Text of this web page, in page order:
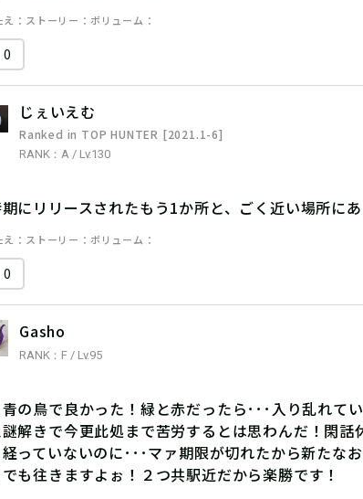
ストーリー ボリューム
0
じぇいえむ
Ranked in TOP HUNTER [2021.1-6]
RANK：A / Lv.130
にリリースされたもう1か所と、ごく近い場所にあ
ストーリー ボリューム
0
Gasho
RANK：F / Lv.95
の鳥で良かった！緑と赤だったら･･･入り乱れて
解きで今更此処まで苦労するとは思わんだ！閑
っていないのに･･･マァ期限が切れたから新たな
も往きますよぉ！２つ共駅近だから楽勝です！